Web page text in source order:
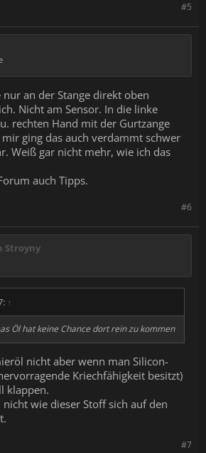
#5
nur an der Stange direkt oben
Nicht am Sensor. In die linke
rechten Hand mit der Gurtzange
ging das auch verdammt schwer
Weiß gar nicht mehr, wie ich das
auch Tipps.
#6
Stroyny
↑
Öl hat keine Chance dort rein zu kommen
nicht aber wenn man Silicon-
Kriechfähigkeit besitzt)
klappen.
wie dieser Stoff sich auf den
#7